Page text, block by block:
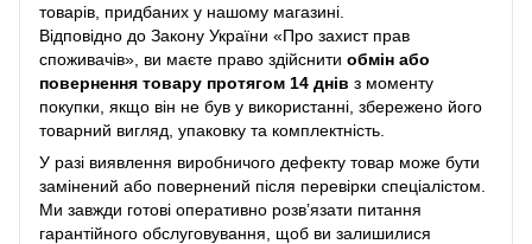
товарів, придбаних у нашому магазині.
Відповідно до Закону України «Про захист прав
споживачів», ви маєте право здійснити обмін або
повернення товару протягом 14 днів з моменту
покупки, якщо він не був у використанні, збережено його
товарний вигляд, упаковку та комплектність.
У разі виявлення виробничого дефекту товар може бути
замінений або повернений після перевірки спеціалістом.
Ми завжди готові оперативно розв’язати питання
гарантійного обслуговування, щоб ви залишилися